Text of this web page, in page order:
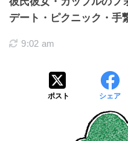
デート・ピクニック・手
9:02 am
ポスト シェア